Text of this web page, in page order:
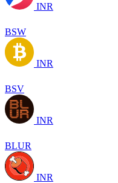
INR
BSW
INR
BSV
INR
BLUR
INR